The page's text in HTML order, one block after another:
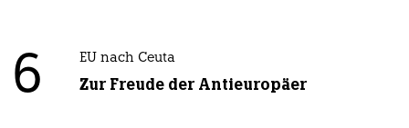
6 EU nach Ceuta
Zur Freude der Antieuropäer